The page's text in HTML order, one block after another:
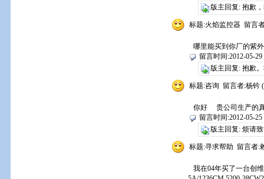
版主回复: 抱歉
标题:火焰监控器 留言
哪里能买到你厂的紫
留言时间:2012-05-29
版主回复: 抱歉
标题:咨询 留言者:杨钤
你好 贵公司生产的
留言时间:2012-05-25
版主回复: 烦请
标题:寻求帮助 留言者:
我在04年买了一台创